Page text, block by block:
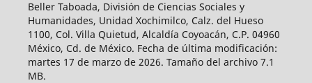
Beller Taboada, División de Ciencias Sociales y
Humanidades, Unidad Xochimilco, Calz. del Hueso
1100, Col. Villa Quietud, Alcaldía Coyoacán, C.P. 04960
México, Cd. de México. Fecha de última modificación:
martes 17 de marzo de 2026. Tamaño del archivo 7.1
MB.